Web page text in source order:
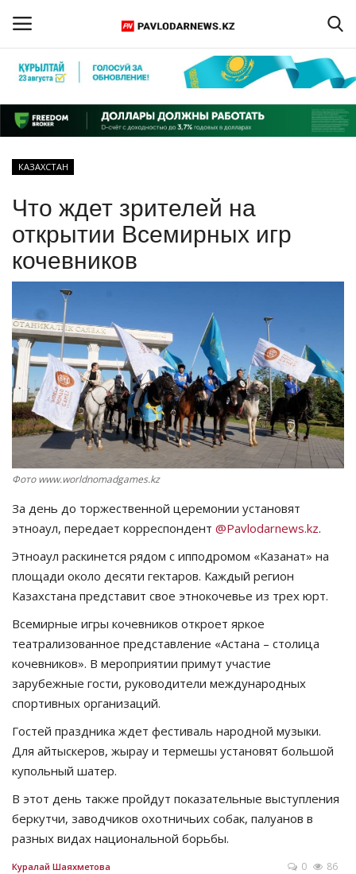
Регистрация
Главная
ПАВЛОДАРСКАЯ ОБЛАСТЬ
КАЗАХСТАН
СПЕЦПРОЕКТЫ
СПОРТ
Чек-лист
РАЗВЛЕЧЕНИЯ
OFFICIAL
Язык
КАЗАХСТАН
Что ждет зрителей на
открытии Всемирных игр
кочевников
Фото www.worldnomadgames.kz
За день до торжественной церемонии установят
этноаул, передает корреспондент @Pavlodarnews.kz.
Этноаул раскинется рядом с ипподромом «Казанат» на
площади около десяти гектаров. Каждый регион
Казахстана представит свое этнокочевье из трех юрт.
Всемирные игры кочевников откроет яркое
театрализованное представление «Астана – столица
кочевников». В мероприятии примут участие
зарубежные гости, руководители международных
спортивных организаций.
Гостей праздника ждет фестиваль народной музыки.
Для айтыскеров, жырау и термешы установят большой
купольный шатер.
В этот день также пройдут показательные выступления
беркутчи, заводчиков охотничьих собак, палуанов в
разных видах национальной борьбы.
Куралай Шаяхметова 0 86